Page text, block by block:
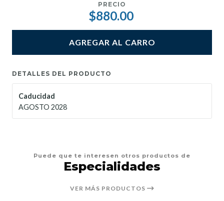
PRECIO
$880.00
AGREGAR AL CARRO
DETALLES DEL PRODUCTO
Caducidad
AGOSTO 2028
Puede que te interesen otros productos de
Especialidades
VER MÁS PRODUCTOS